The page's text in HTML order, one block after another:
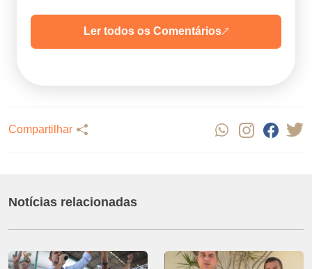
Ler todos os Comentários
Compartilhar
Notícias relacionadas